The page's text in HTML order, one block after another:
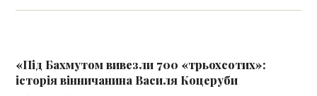
«Під Бахмутом вивезли 700 «трьохсотих»:
історія вінничанина Василя Коцеруби